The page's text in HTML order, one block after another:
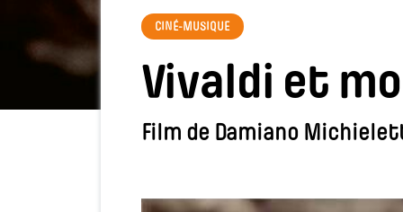
CINÉ-MUSIQUE
Vivaldi et
Film de Damiano